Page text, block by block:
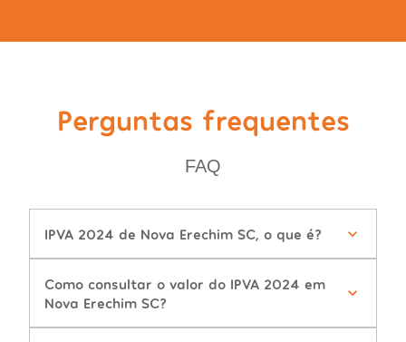
Perguntas frequentes
FAQ
IPVA 2024 de Nova Erechim SC, o que é?
Como consultar o valor do IPVA 2024 em
Nova Erechim SC?